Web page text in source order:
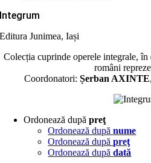
Integrum
Editura Junimea, Iași
Colecția cuprinde operele integrale,
români
Coordonatori: Șerban AXINTE,
Ordonează dupăpreţ
Ordonează dupănume
Ordonează dupăpreţ
Ordonează dupădată